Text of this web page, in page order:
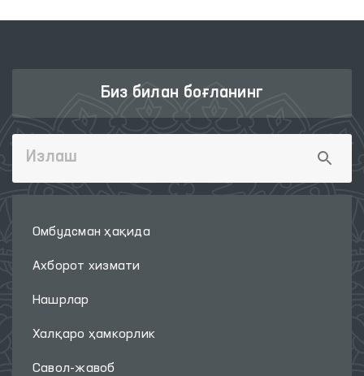
Биз билан боғланинг
Омбудсман ҳақида
Ахборот хизмати
Нашрлар
Халқаро ҳамкорлик
Савол-жавоб